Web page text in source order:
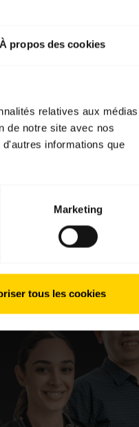
À propos des cookies
relatives aux médias
de notre site avec nos
informations que
Marketing
tous les cookies